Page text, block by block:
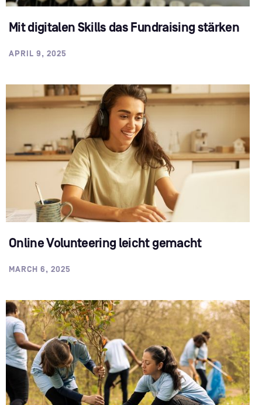
Mit digitalen Skills das Fundraising stärken
APRIL 9, 2025
Online Volunteering leicht gemacht
MARCH 6, 2025